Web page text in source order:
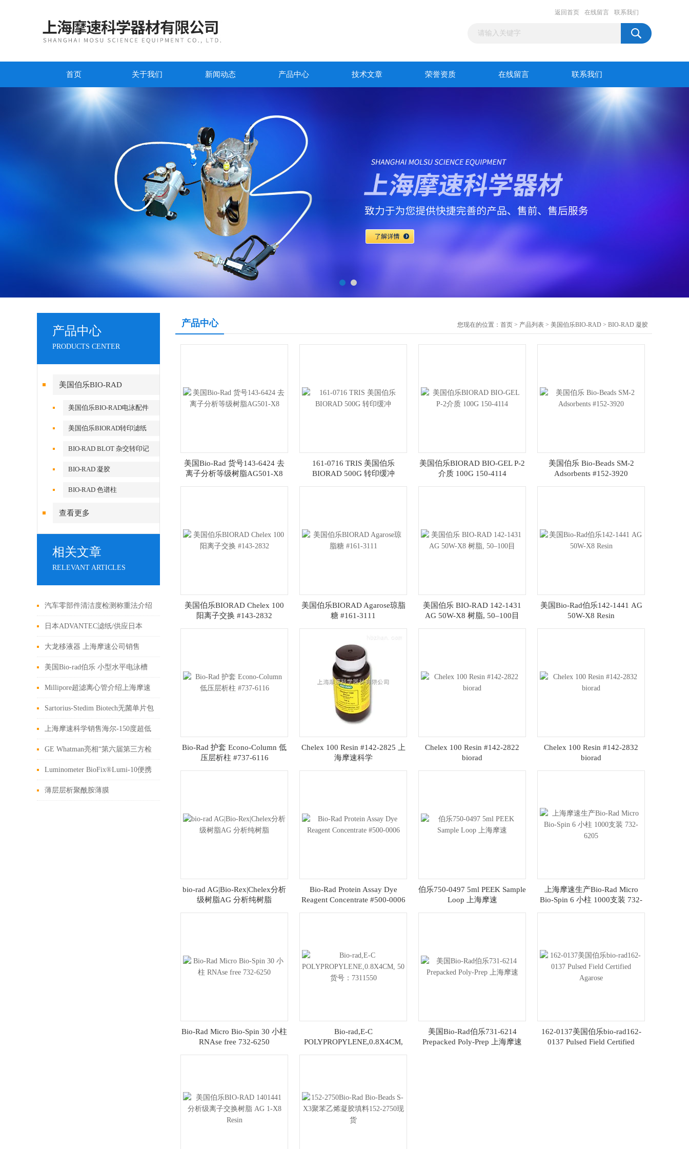
返回首页 在线留言 联系我们
首页 关于我们 新闻动态 产品中心 技术文章 荣誉资质 在线留言 联系我们
产品中心
PRODUCTS CENTER
美国伯乐BIO-RAD
美国伯乐BIO-RAD电泳配件
美国伯乐BIORAD转印滤纸
BIO-RAD BLOT 杂交转印记
BIO-RAD 凝胶
BIO-RAD 色谱柱
查看更多
相关文章
RELEVANT ARTICLES
汽车零部件清洁度检测称重法介绍
日本ADVANTEC滤纸/供应日本
ADVANTEC滤纸 上海摩速
4008087828
大龙移液器 上海摩速公司销售
4008087828
美国Bio-rad伯乐 小型水平电泳槽
Mini-Sub Cell GT Cell上海摩速
Millipore超滤离心管介绍上海摩速
公司现货销售
Sartorius-Stedim Biotech无菌单片包
装微生物检测滤膜上海摩速代理
上海摩速科学销售海尔-150度超低
温冰箱
GE Whatman亮相“第六届第三方检
测发展论坛”
Luminometer BioFix®Lumi-10便携
式水质毒性分析仪
薄层层析聚酰胺薄膜
产品中心 您现在的位置： 首页 > 产品列表 > 美国伯乐BIO-RAD > BIO-RAD 凝胶
美国Bio-Rad 货号143-6424 去
离子分析等级树脂AG501-X8
161-0716 TRIS 美国伯乐
BIORAD 500G 转印缓冲
美国伯乐BIORAD BIO-GEL P-2
介质 100G 150-4114
美国伯乐 Bio-Beads SM-2
Adsorbents #152-3920
美国伯乐BIORAD Chelex 100
阳离子交换 #143-2832
美国伯乐BIORAD Agarose琼脂
糖 #161-3111
美国伯乐 BIO-RAD 142-1431
AG 50W-X8 树脂, 50–100目
美国Bio-Rad伯乐142-1441 AG
50W-X8 Resin
Bio-Rad 护套 Econo-Column 低
压层析柱 #737-6116
Chelex 100 Resin #142-2825 上
海摩速科学
Chelex 100 Resin #142-2822
biorad
Chelex 100 Resin #142-2832
biorad
bio-rad AG|Bio-Rex|Chelex分析
级树脂AG 分析纯树脂
Bio-Rad Protein Assay Dye
Reagent Concentrate #500-0006
伯乐750-0497 5ml PEEK Sample
Loop 上海摩速
上海摩速生产Bio-Rad Micro
Bio-Spin 6 小柱 1000支装 732-
Bio-Rad Micro Bio-Spin 30 小柱
RNAse free 732-6250
Bio-rad,E-C
POLYPROPYLENE,0.8X4CM,
美国Bio-Rad伯乐731-6214
Prepacked Poly-Prep 上海摩速
162-0137美国伯乐bio-rad162-
0137 Pulsed Field Certified